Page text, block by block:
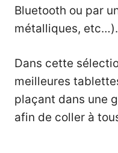
Bluetooth ou par
métalliques, etc…).
Dans cette
meilleures
plaçant dans une
afin de coller à